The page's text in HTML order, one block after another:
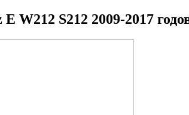
W212 S212 2009-2017